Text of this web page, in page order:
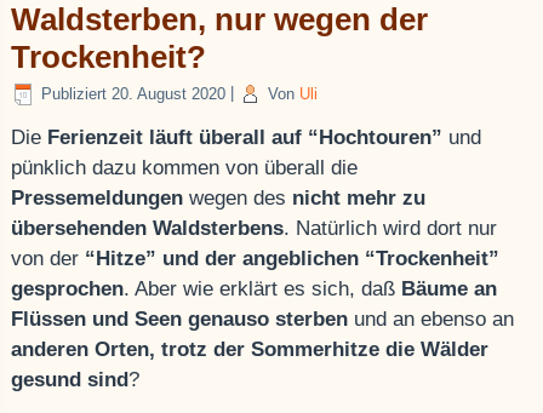
Waldsterben, nur wegen der
Trockenheit?
Publiziert 20. August 2020 Von Uli
Die Ferienzeit läuft überall auf “Hochtouren” und
pünklich dazu kommen von überall die
Pressemeldungen wegen des nicht mehr zu
übersehenden Waldsterbens. Natürlich wird dort nur
von der “Hitze” und der angeblichen “Trockenheit”
gesprochen. Aber wie erklärt es sich, daß Bäume an
Flüssen und Seen genauso sterben und an ebenso an
anderen Orten, trotz der Sommerhitze die Wälder
gesund sind ?